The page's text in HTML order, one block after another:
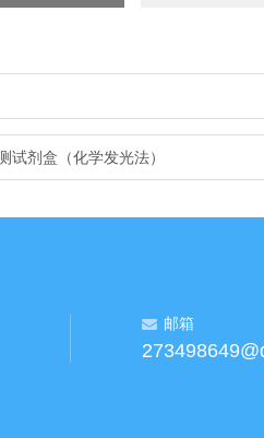
试剂盒（化学发光法）
邮箱